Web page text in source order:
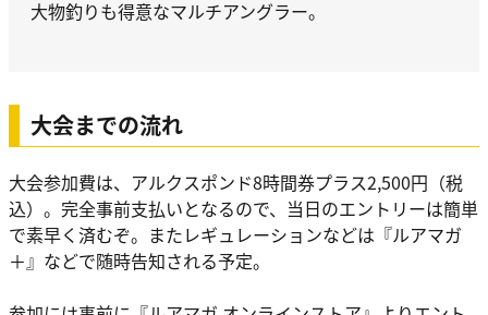
大物釣りも得意なマルチアングラー。
大会までの流れ
大会参加費は、アルクスポンド8時間券プラス2,500円（税
込）。完全事前支払いとなるので、当日のエントリーは簡単
で素早く済むぞ。またレギュレーションなどは『ルアマガ
＋』などで随時告知される予定。